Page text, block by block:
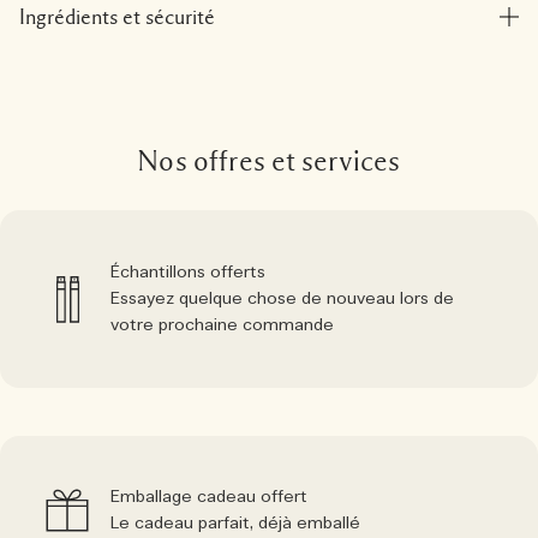
Ingrédients et sécurité
Nos offres et services
Échantillons offerts
Essayez quelque chose de nouveau lors de
votre prochaine commande
Emballage cadeau offert
Le cadeau parfait, déjà emballé